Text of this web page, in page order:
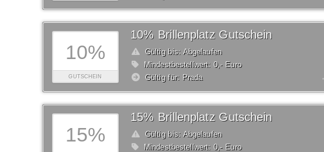
10%
GUTSCHEIN
10% Brillenplatz Gutschein
Gültig bis: Abgelaufen
Mindestbestellwert: 0,- Euro
Gültig für: Prada
15%
15% Brillenplatz Gutschein
Gültig bis: Abgelaufen
Mindestbestellwert: 0,- Euro